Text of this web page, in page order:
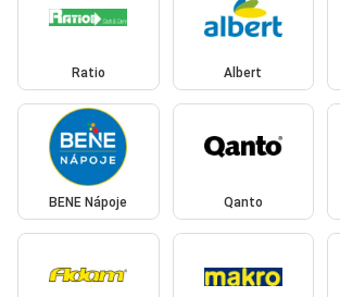
Ratio Albert
BENE Nápoje Qanto